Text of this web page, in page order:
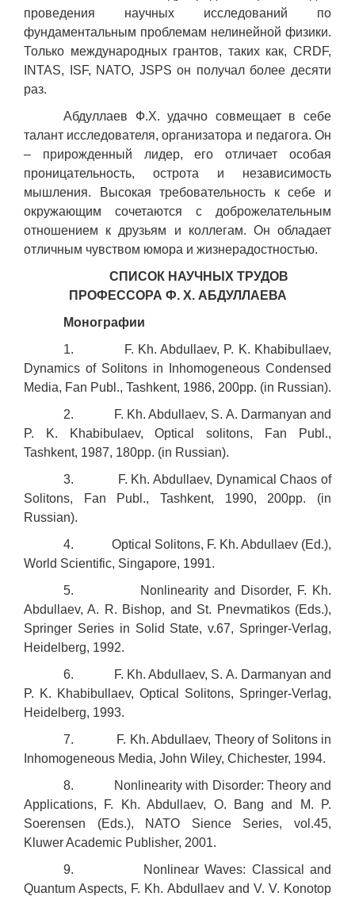
проведения научных исследований по
фундаментальным проблемам нелинейной физики.
Только международных грантов, таких как, CRDF,
INTAS, ISF, NATO, JSPS он получал более десяти
раз.
Абдуллаев Ф.Х. удачно совмещает в себе
талант исследователя, организатора и педагога. Он
– прирожденный лидер, его отличает особая
проницательность, острота и независимость
мышления. Высокая требовательность к себе и
окружающим сочетаются с доброжелательным
отношением к друзьям и коллегам. Он обладает
отличным чувством юмора и жизнерадостностью.
СПИСОК НАУЧНЫХ ТРУДОВ
ПРОФЕССОРА Ф. Х. АБДУЛЛАЕВА
Монографии
1. F. Kh. Abdullaev, P. K. Khabibullaev,
Dynamics of Solitons in Inhomogeneous Condensed
Media, Fan Publ., Tashkent, 1986, 200pp. (in Russian).
2. F. Kh. Abdullaev, S. A. Darmanyan and
P. K. Khabibulaev, Optical solitons, Fan Publ.,
Tashkent, 1987, 180pp. (in Russian).
3. F. Kh. Abdullaev, Dynamical Chaos of
Solitons, Fan Publ., Tashkent, 1990, 200pp. (in
Russian).
4. Optical Solitons, F. Kh. Abdullaev (Ed.),
World Scientific, Singapore, 1991.
5. Nonlinearity and Disorder, F. Kh.
Abdullaev, A. R. Bishop, and St. Pnevmatikos (Eds.),
Springer Series in Solid State, v.67, Springer-Verlag,
Heidelberg, 1992.
6. F. Kh. Abdullaev, S. A. Darmanyan and
P. K. Khabibullaev, Optical Solitons, Springer-Verlag,
Heidelberg, 1993.
7. F. Kh. Abdullaev, Theory of Solitons in
Inhomogeneous Media, John Wiley, Chichester, 1994.
8. Nonlinearity with Disorder: Theory and
Applications, F. Kh. Abdullaev, O. Bang and M. P.
Soerensen (Eds.), NATO Sience Series, vol.45,
Kluwer Academic Publisher, 2001.
9. Nonlinear Waves: Classical and
Quantum Aspects, F. Kh. Abdullaev and V. V. Konotop